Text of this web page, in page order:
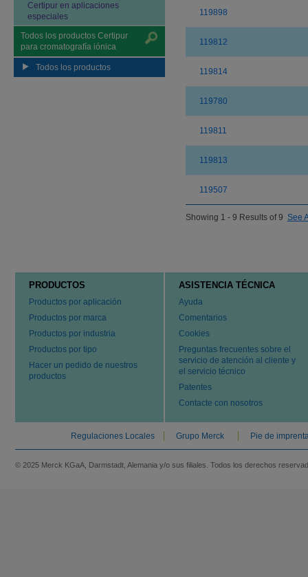
Certipur en aplicaciones
especiales
Todos los productos Certipur
para cromatografía iónica
Todos los productos
119898
119812
119814
119780
119811
119813
119507
Showing 1 - 9 Results of 9 See
PRODUCTOS
Productos por aplicación
Productos por marca
Productos por industria
Productos por tipo
Hacer un pedido de nuestros
productos
ASISTENCIA TÉCNICA
Ayuda
Comentarios
Cookies
Preguntas frecuentes sobre el
servicio de atención al cliente y
el servicio técnico
Patentes
Contacte con nosotros
Regulaciones Locales Grupo Merck Pie de
© 2025 Merck KGaA, Darmstadt, Alemania y/o sus filiales. Todos los derechos